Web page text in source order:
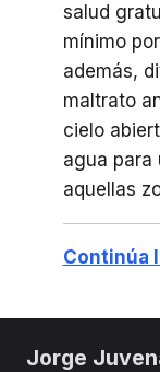
salud
mínimo
además,
maltrato
cielo
agua para
aquellas
Continúa
Jorge